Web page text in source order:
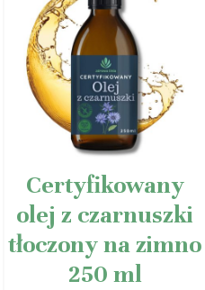
Certyfikowany
olej z czarnuszki
tłoczony na zimno
250 ml